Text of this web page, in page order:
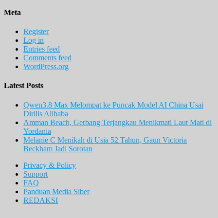
Meta
Register
Log in
Entries feed
Comments feed
WordPress.org
Latest Posts
Qwen3.8 Max Melompat ke Puncak Model AI China Usai
Dirilis Alibaba
Amman Beach, Gerbang Terjangkau Menikmati Laut Mati di
Yordania
Melanie C Menikah di Usia 52 Tahun, Gaun Victoria
Beckham Jadi Sorotan
Privacy & Policy
Support
FAQ
Panduan Media Siber
REDAKSI